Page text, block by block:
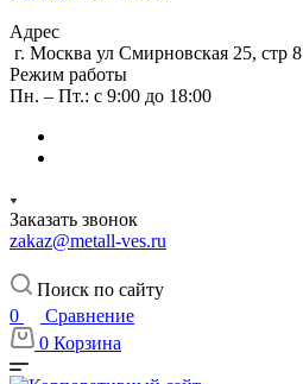
Адрес
г. Москва ул Смирновская 25, стр 8
Режим работы
Пн. – Пт.: с 9:00 до 18:00
Заказать звонок
zakaz@metall-ves.ru
Поиск по сайту
0
Сравнение
0 Корзина